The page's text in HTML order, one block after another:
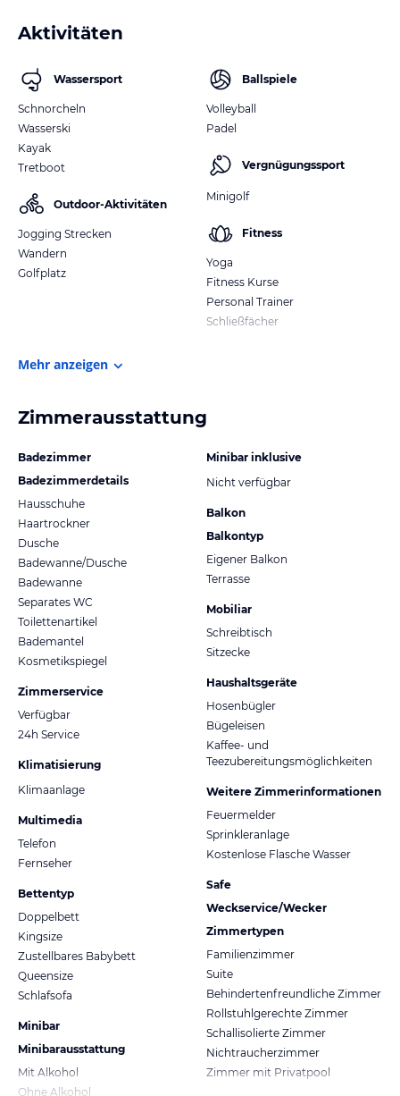
Aktivitäten
Wassersport
Schnorcheln
Wasserski
Kayak
Tretboot
Outdoor-Aktivitäten
Jogging Strecken
Wandern
Golfplatz
Ballspiele
Volleyball
Padel
Vergnügungssport
Minigolf
Fitness
Yoga
Fitness Kurse
Personal Trainer
Schließfächer
Mehr anzeigen
Zimmerausstattung
Badezimmer
Badezimmerdetails
Hausschuhe
Haartrockner
Dusche
Badewanne/Dusche
Badewanne
Separates WC
Toilettenartikel
Bademantel
Kosmetikspiegel
Zimmerservice
Verfügbar
24h Service
Klimatisierung
Klimaanlage
Multimedia
Telefon
Fernseher
Bettentyp
Doppelbett
Kingsize
Zustellbares Babybett
Queensize
Schlafsofa
Minibar
Minibarausstattung
Mit Alkohol
Ohne Alkohol
Minibar inklusive
Nicht verfügbar
Balkon
Balkontyp
Eigener Balkon
Terrasse
Mobiliar
Schreibtisch
Sitzecke
Haushaltsgeräte
Hosenbügler
Bügeleisen
Kaffee- und
Teezubereitungsmöglichkeiten
Weitere Zimmerinformationen
Feuermelder
Sprinkleranlage
Kostenlose Flasche Wasser
Safe
Weckservice/Wecker
Zimmertypen
Familienzimmer
Suite
Behindertenfreundliche Zimmer
Rollstuhlgerechte Zimmer
Schallisolierte Zimmer
Nichtraucherzimmer
Zimmer mit Privatpool